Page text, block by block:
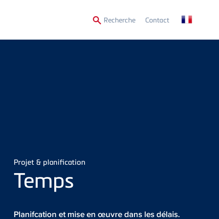
RechercheSecondary
Menu
Contact
Projet & planification
Temps
Planifcation et mise en œuvre dans les délais.